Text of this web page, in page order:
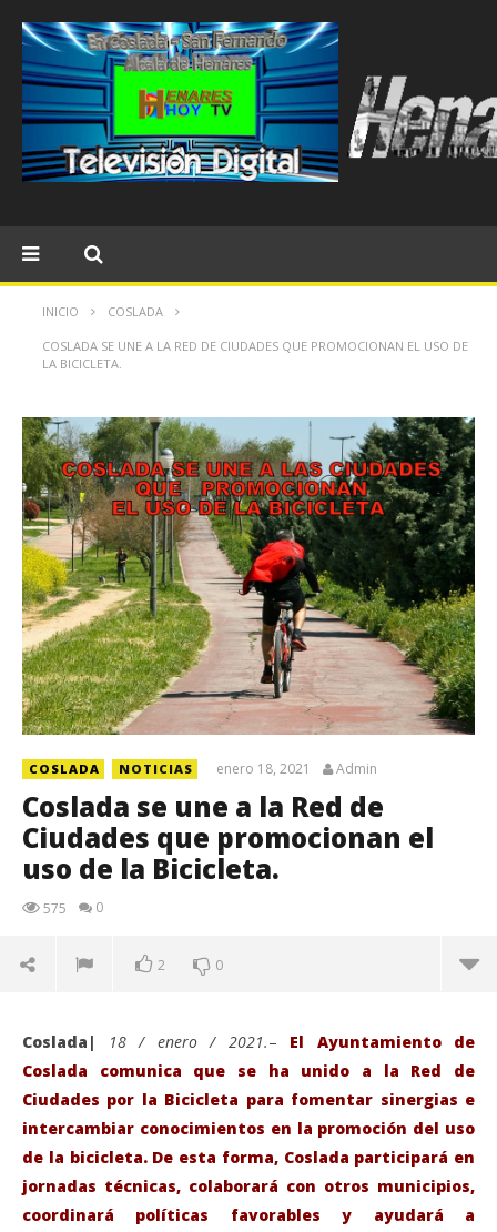
INICIO COSLADA
COSLADA SE UNE A LA RED DE CIUDADES QUE PROMOCIONAN EL USO DE
LA BICICLETA.
COSLADA NOTICIAS enero 18, 2021 Admin
Coslada se une a la Red de
Ciudades que promocionan el
uso de la Bicicleta.
575 0
2 0
Coslada| 18 / enero / 2021.– El Ayuntamiento de
Coslada comunica que se ha unido a la Red de
Ciudades por la Bicicleta para fomentar sinergias e
intercambiar conocimientos en la promoción del uso
de la bicicleta. De esta forma, Coslada participará en
jornadas técnicas, colaborará con otros municipios,
coordinará políticas favorables y ayudará a